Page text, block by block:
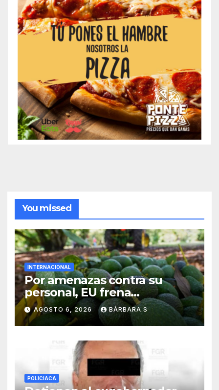
You missed
INTERNACIONAL
Por amenazas contra su
personal, EU frena
exportación de aguacate
AGOSTO 6, 2026 BÁRBARA.S
POLICIACA